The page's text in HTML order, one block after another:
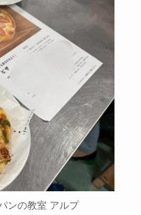
ンの教室 アルプ